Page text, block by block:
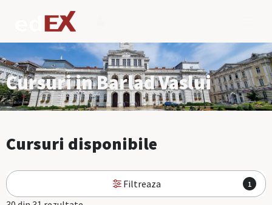
Cursuri in Barlad Vaslui
Cursuri disponibile
Filtreaza 1